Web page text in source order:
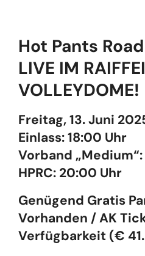
Hot Pants
LIVE IM
VOLLEYDOME!
Freitag, 13. Juni
Einlass: 18:00 Uhr
Vorband
HPRC: 20:00 Uhr
Genügend Gratis
Vorhanden / AK
Verfügbarkeit (€